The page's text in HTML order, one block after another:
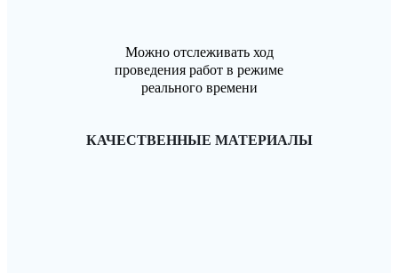
Можно отслеживать ход
проведения работ в режиме
реального времени
КАЧЕСТВЕННЫЕ МАТЕРИАЛЫ